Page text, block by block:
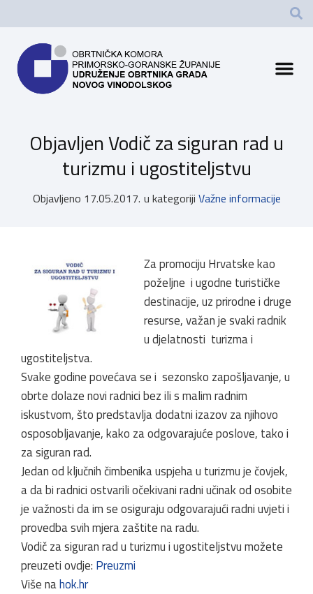
Objavljen Vodič za siguran rad u
turizmu i ugostiteljstvu
Objavljeno 17.05.2017. u kategoriji Važne informacije
Za promociju Hrvatske kao
poželjne i ugodne turističke
destinacije, uz prirodne i druge
resurse, važan je svaki radnik
u djelatnosti turizma i
ugostiteljstva.
Svake godine povećava se i sezonsko zapošljavanje, u
obrte dolaze novi radnici bez ili s malim radnim
iskustvom, što predstavlja dodatni izazov za njihovo
osposobljavanje, kako za odgovarajuće poslove, tako i
za siguran rad.
Jedan od ključnih čimbenika uspjeha u turizmu je čovjek,
a da bi radnici ostvarili očekivani radni učinak od osobite
je važnosti da im se osiguraju odgovarajući radni uvjeti i
provedba svih mjera zaštite na radu.
Vodič za siguran rad u turizmu i ugostiteljstvu možete
preuzeti ovdje: Preuzmi
Više nahok.hr